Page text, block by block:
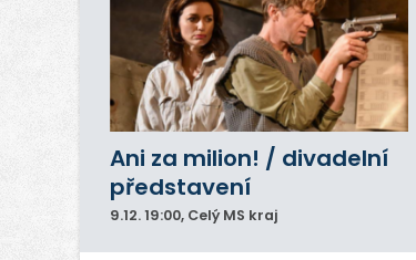
Ani za milion! / divadelní
představení
9.12.19:00, Celý MS kraj